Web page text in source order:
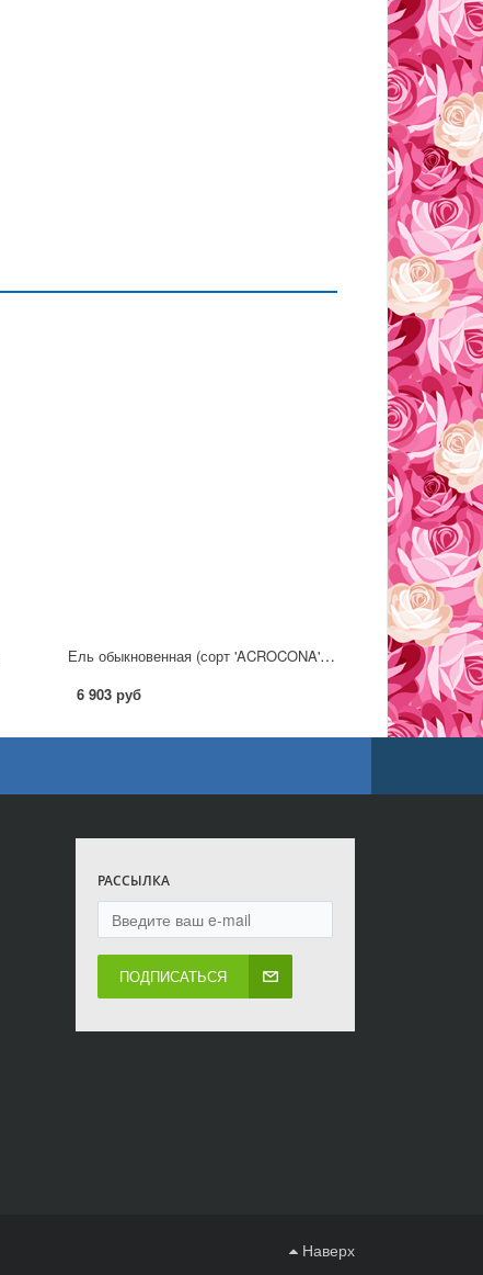
Ель обыкновенная (сорт 'ACROCONA') C7,5
6 903 руб
РАССЫЛКА
ПОДПИСАТЬСЯ
Наверх